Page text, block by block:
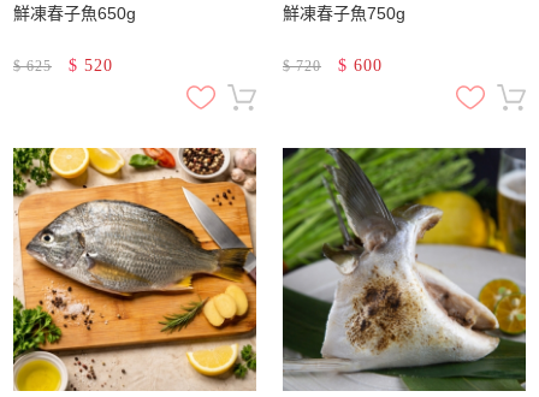
鮮凍春子魚650g
$625 $ 520
鮮凍春子魚750g
$720 $ 600